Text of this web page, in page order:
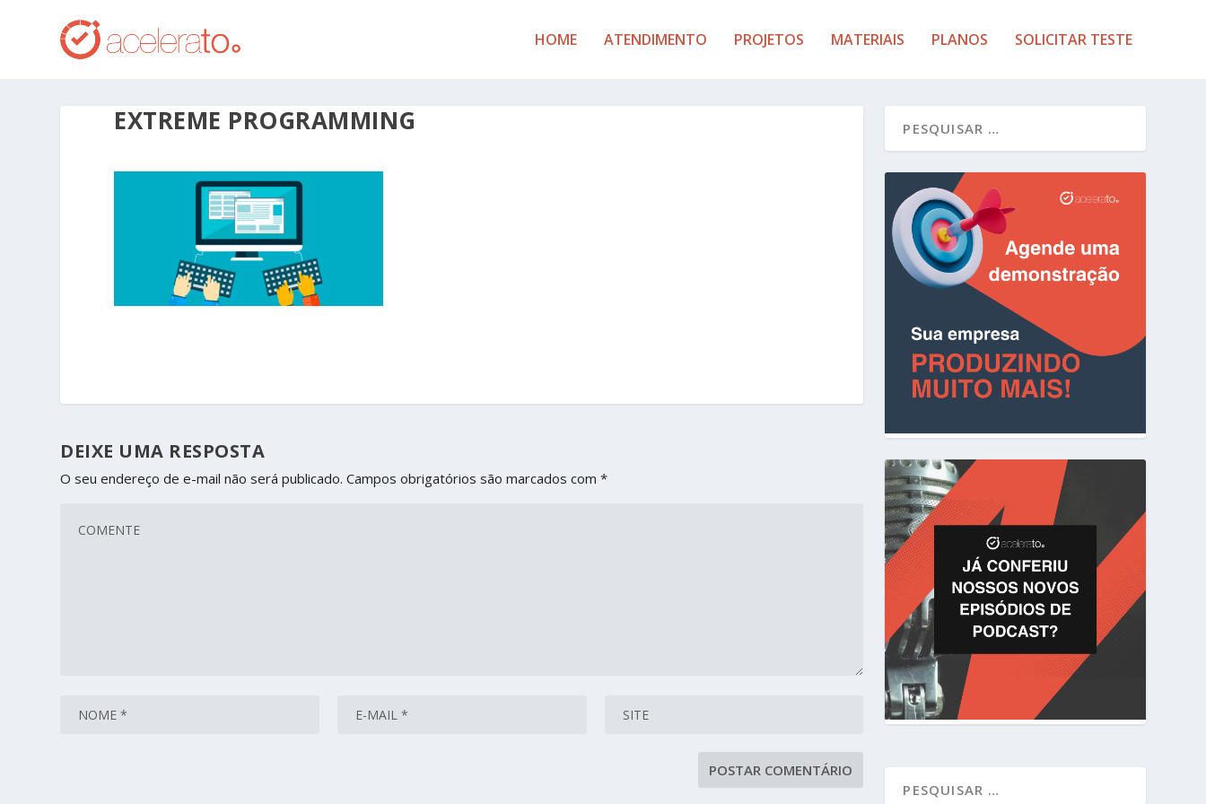
HOME ATENDIMENTO PROJETOS MATERIAIS PLANOS SOLICITAR TESTE
EXTREME PROGRAMMING
DEIXE UMA RESPOSTA
O seu endereço de e-mail não será publicado. Campos obrigatórios são marcados com*